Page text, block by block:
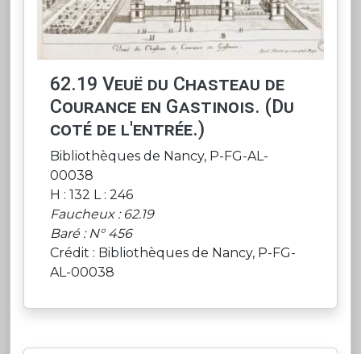
62.19 Veuë du Chasteau de
Courance en Gastinois. (Du
coté de l'entrée.)
Bibliothèques de Nancy, P-FG-AL-
00038
H : 132 L : 246
Faucheux : 62.19
Baré : N° 456
Crédit : Bibliothèques de Nancy, P-FG-
AL-00038